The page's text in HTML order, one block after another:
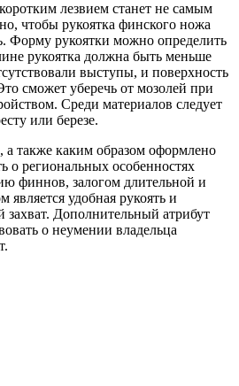
лезвием станет не самым
чтобы рукоятка финского ножа
Форму рукоятки можно определить
рукоятка должна быть меньше
выступы, и поверхность
сможет уберечь от мозолей при
Среди материалов следует
или березе.
также каким образом оформлено
о региональных особенностях
финнов, залогом длительной и
удобная рукоять и
захват. Дополнительный атрибут
о неумении владельца